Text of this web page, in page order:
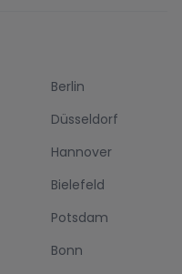
Berlin
Düsseldorf
Hannover
Bielefeld
Potsdam
Bonn